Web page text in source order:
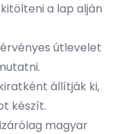
a lap alján
útlevelet
állítják ki,
készít.
magyar